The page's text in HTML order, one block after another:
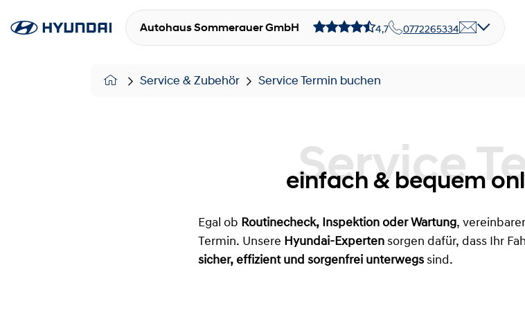
Autohaus Sommerauer GmbH 4,7 0772265334
Service & Zubehör Service Termin buchen
Service Termin
einfach & bequem
Egal ob Routinecheck, Inspektion oder Wartung,
Termin. Unsere Hyundai-Experten sorgen dafür, dass Ihr
sicher, effizient und sorgenfrei unterwegs sind.